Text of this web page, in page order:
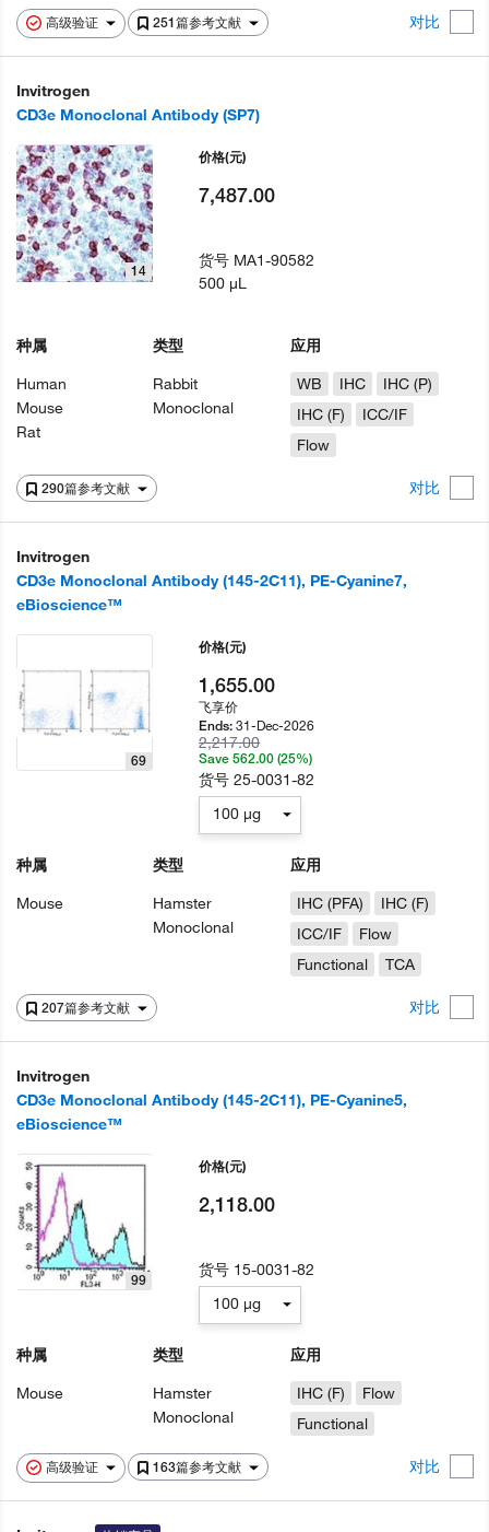
高级验证 251篇参考文献 对比
Invitrogen
CD3e Monoclonal Antibody (SP7)
290篇参考文献 对比
14
种属
Human
Mouse
Rat
类型
Rabbit
Monoclonal
应用
WB
IHC
IHC (P)
IHC (F)
ICC/IF
Flow
价格(元)
7,487.00
货号 MA1-90582
500 µL
Invitrogen
CD3e Monoclonal Antibody (145-2C11), PE-Cyanine7,
eBioscience™
207篇参考文献 对比
69
种属
Mouse
类型
Hamster
Monoclonal
应用
IHC (PFA)
IHC (F)
ICC/IF
Flow
Functional
TCA
价格(元)
1,655.00
飞享价
Ends:31-Dec-2026
2,217.00
Save 562.00 (25%)
货号25-0031-82
100 µg
Invitrogen
CD3e Monoclonal Antibody (145-2C11), PE-Cyanine5,
eBioscience™
高级验证 163篇参考文献 对比
99
种属
Mouse
类型
Hamster
Monoclonal
应用
IHC (F)
Flow
Functional
价格(元)
2,118.00
货号 15-0031-82
100 µg